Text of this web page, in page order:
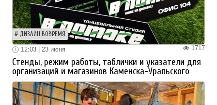
ДИЗАЙН ВОВРЕМЯ
1717
12:03 | 23 июня
Стенды, режим работы, таблички и указатели для
организаций и магазинов Каменска-Уральского